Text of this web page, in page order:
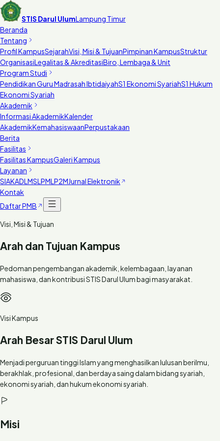
STIS Darul UlumLampung Timur
Beranda
Tentang
Profil KampusSejarahVisi, Misi & TujuanPimpinan KampusStruktur
OrganisasiLegalitas & AkreditasiBiro, Lembaga & Unit
Program Studi
Pendidikan Guru Madrasah IbtidaiyahS1 Ekonomi SyariahS1 Hukum
Ekonomi Syariah
Akademik
Informasi AkademikKalender
AkademikKemahasiswaanPerpustakaan
Berita
Fasilitas
Fasilitas KampusGaleri Kampus
Layanan
SIAKADLMSLPMLP2MJurnal Elektronik
Kontak
Daftar PMB
Visi, Misi & Tujuan
Arah dan Tujuan Kampus
Pedoman pengembangan akademik, kelembagaan, layanan
mahasiswa, dan kontribusi STIS Darul Ulum bagi masyarakat.
Visi Kampus
Arah Besar STIS Darul Ulum
Menjadi perguruan tinggi Islam yang menghasilkan lulusan berilmu,
berakhlak, profesional, dan berdaya saing dalam bidang syariah,
ekonomi syariah, dan hukum ekonomi syariah.
Misi